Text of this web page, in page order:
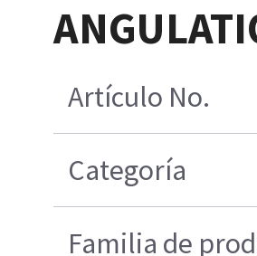
Artículo No.
Categoría
Familia de